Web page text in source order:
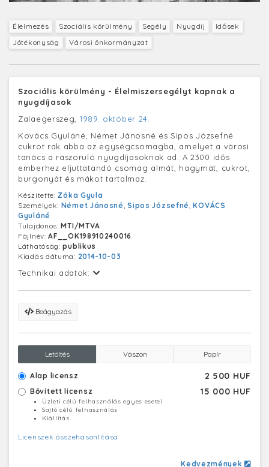
Élelmezés Szociális körülmény Segély Nyugdíj
Idősek
Jótékonyság
Városi önkormányzat
Szociális körülmény - Élelmiszersegélyt kapnak a
nyugdíjasok
Zalaegerszeg, 1989. október 24.
Kovács Gyuláné, Német Jánosné és Sipos Józsefné
cukrot rak abba az egységcsomagba, amelyet a városi
tanács a rászoruló nyugdíjasoknak ad. A 2300 idős
emberhez eljuttatandó csomag almát, hagymát, cukrot,
burgonyát és mákot tartalmaz.
Készítette:Zóka Gyula
Személyek: Német Jánosné ,Sipos Józsefné ,KOVÁCS
Gyuláné
Tulajdonos:MTI/MTVA
Fájlnév:AF__OK198910240016
Láthatóság:publikus
Kiadás dátuma: 2014-10-03
Technikai adatok:
Beágyazás
Letöltés Vászon Papír
Alap licensz 2 500 HUF
Bővített licensz 15 000 HUF
Üzleti célú felhasználás egyes esetei
Sajtó célú felhasználás
Kiállítás
Licenszek összehasonlítása
Kedvezmények